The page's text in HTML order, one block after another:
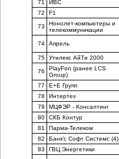
71
ИВС
72
F1
73
Нонолет-компьютеры и
телекоммуникации
74 Апрель
75
Утилекс АйТи 2000
76
PlayFon (ранее LCS
Group)
77 Е+Е Групп
78
Интертех
79
МЦФЭР - Консалтинг
80
СКБ Контур
81
Парма-Телеком
82
Банк’с Софт Системс (4)
83
ГВЦ Энергетики